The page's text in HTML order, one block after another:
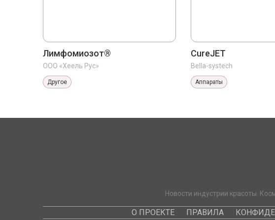
Лимфомиозот®
ООО «Хеель Рус»
Другое
CureJET
Bella-systech
Аппараты
Новости индустрии красоты.
О ПРОЕКТЕ ПРАВИЛА